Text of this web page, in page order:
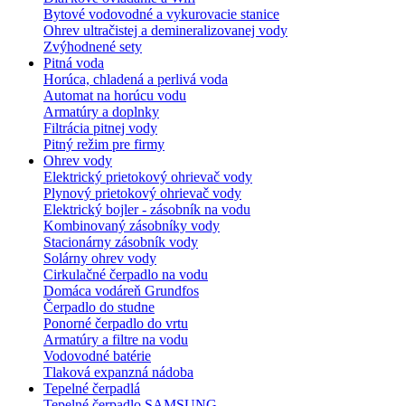
Bytové vodovodné a vykurovacie stanice
Ohrev ultračistej a demineralizovanej vody
Zvýhodnené sety
Pitná voda
Horúca, chladená a perlivá voda
Automat na horúcu vodu
Armatúry a doplnky
Filtrácia pitnej vody
Pitný režim pre firmy
Ohrev vody
Elektrický prietokový ohrievač vody
Plynový prietokový ohrievač vody
Elektrický bojler - zásobník na vodu
Kombinovaný zásobníky vody
Stacionárny zásobník vody
Solárny ohrev vody
Cirkulačné čerpadlo na vodu
Domáca vodáreň Grundfos
Čerpadlo do studne
Ponorné čerpadlo do vrtu
Armatúry a filtre na vodu
Vodovodné batérie
Tlaková expanzná nádoba
Tepelné čerpadlá